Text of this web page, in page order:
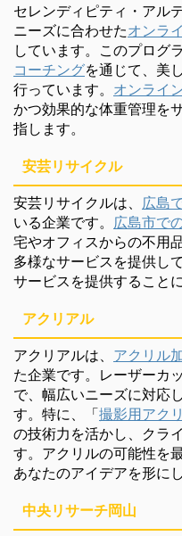
セレンディピティ・アル
ニーズに合わせたオンラ
しています。このプログ
コーチングを通じて、美
行っています。 オンライ
かつ効果的な体重管理を
指します。
安芸リサイクル
安芸リサイクルは、 広島
いる企業です。 広島市で
宅やオフィスからの不用
多様なサービスを提供し
サービスを提供すること
アクリアル
アクリアルは、 アクリル
た企業です。レーザーカ
で、幅広いニーズに対応
す。特に、「撮影用アク
の技術力を活かし、クラ
す。アクリルの可能性を
あなたのアイデアを形に
中央リサーチ岡山